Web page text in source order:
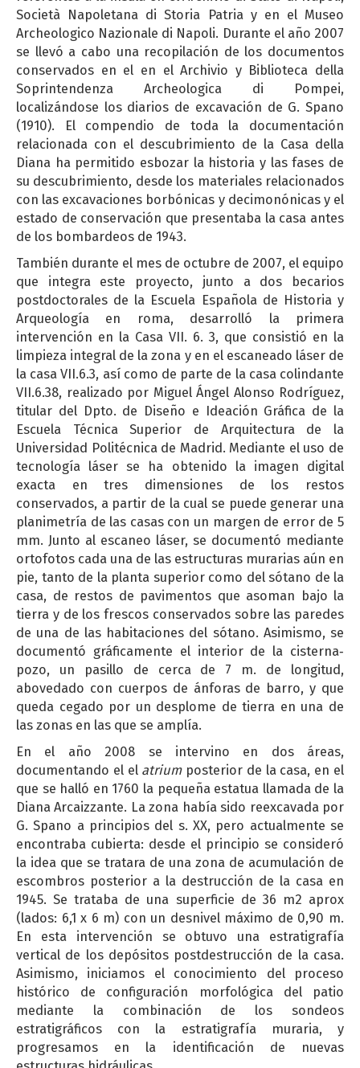
Società Napoletana di Storia Patria y en el Museo
Archeologico Nazionale di Napoli. Durante el año 2007
se llevó a cabo una recopilación de los documentos
conservados en el en el Archivio y Biblioteca della
Soprintendenza Archeologica di Pompei,
localizándose los diarios de excavación de G. Spano
(1910). El compendio de toda la documentación
relacionada con el descubrimiento de la Casa della
Diana ha permitido esbozar la historia y las fases de
su descubrimiento, desde los materiales relacionados
con las excavaciones borbónicas y decimonónicas y el
estado de conservación que presentaba la casa antes
de los bombardeos de 1943.
También durante el mes de octubre de 2007, el equipo
que integra este proyecto, junto a dos becarios
postdoctorales de la Escuela Española de Historia y
Arqueología en roma, desarrolló la primera
intervención en la Casa VII. 6. 3, que consistió en la
limpieza integral de la zona y en el escaneado láser de
la casa VII.6.3, así como de parte de la casa colindante
VII.6.38, realizado por Miguel Ángel Alonso Rodríguez,
titular del Dpto. de Diseño e Ideación Gráfica de la
Escuela Técnica Superior de Arquitectura de la
Universidad Politécnica de Madrid. Mediante el uso de
tecnología láser se ha obtenido la imagen digital
exacta en tres dimensiones de los restos
conservados, a partir de la cual se puede generar una
planimetría de las casas con un margen de error de 5
mm. Junto al escaneo láser, se documentó mediante
ortofotos cada una de las estructuras murarias aún en
pie, tanto de la planta superior como del sótano de la
casa, de restos de pavimentos que asoman bajo la
tierra y de los frescos conservados sobre las paredes
de una de las habitaciones del sótano. Asimismo, se
documentó gráficamente el interior de la cisterna‐
pozo, un pasillo de cerca de 7 m. de longitud,
abovedado con cuerpos de ánforas de barro, y que
queda cegado por un desplome de tierra en una de
las zonas en las que se amplía.
En el año 2008 se intervino en dos áreas,
documentando el el atriumposterior de la casa, en el
que se halló en 1760 la pequeña estatua llamada de la
Diana Arcaizzante. La zona había sido reexcavada por
G. Spano a principios del s. XX, pero actualmente se
encontraba cubierta: desde el principio se consideró
la idea que se tratara de una zona de acumulación de
escombros posterior a la destrucción de la casa en
1945. Se trataba de una superficie de 36 m2 aprox
(lados: 6,1 x 6 m) con un desnivel máximo de 0,90 m.
En esta intervención se obtuvo una estratigrafía
vertical de los depósitos postdestrucción de la casa.
Asimismo, iniciamos el conocimiento del proceso
histórico de configuración morfológica del patio
mediante la combinación de los sondeos
estratigráficos con la estratigrafía muraria, y
progresamos en la identificación de nuevas